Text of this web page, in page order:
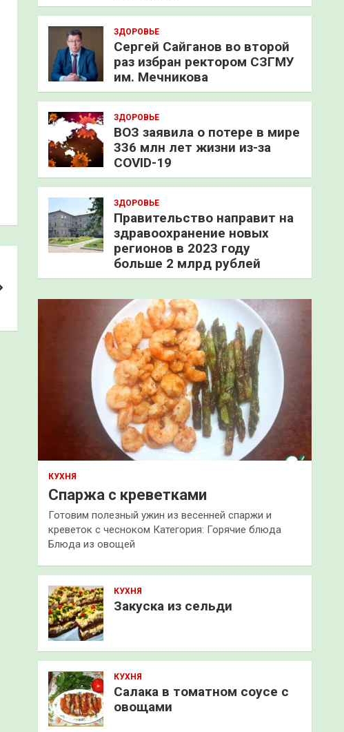
ЗДОРОВЬЕ
Сергей Сайганов во второй
раз избран ректором СЗГМУ
им. Мечникова
ЗДОРОВЬЕ
ВОЗ заявила о потере в мире
336 млн лет жизни из-за
COVID-19
ЗДОРОВЬЕ
Правительство направит на
здравоохранение новых
регионов в 2023 году
больше 2 млрд рублей
КУХНЯ
Спаржа с креветками
Готовим полезный ужин из весенней спаржи и
креветок с чесноком Категория: Горячие блюда
Блюда из овощей
КУХНЯ
Закуска из сельди
КУХНЯ
Салака в томатном соусе с
овощами